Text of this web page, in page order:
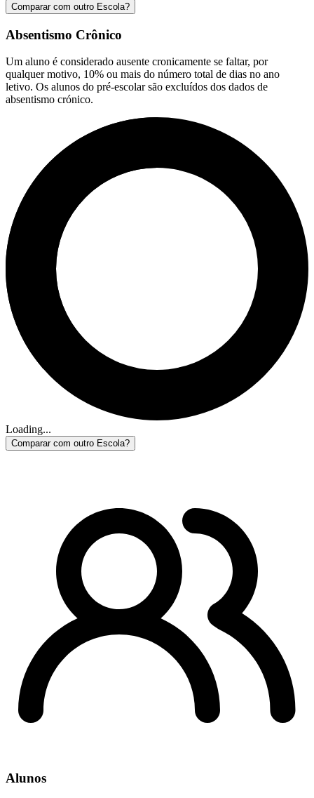
Comparar com outro Escola?
Absentismo Crônico
Um aluno é considerado ausente cronicamente se faltar, por
qualquer motivo, 10% ou mais do número total de dias no ano
letivo. Os alunos do pré-escolar são excluídos dos dados de
absentismo crónico.
Loading...
Comparar com outro Escola?
Alunos